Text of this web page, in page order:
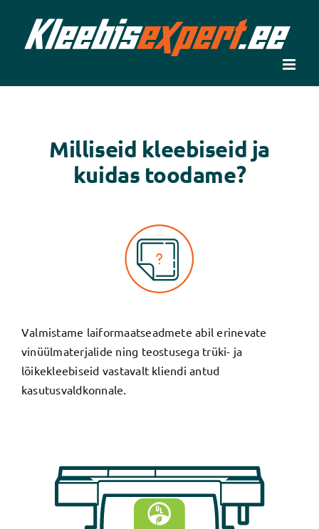
content
Milliseid kleebiseid ja
kuidas toodame?
Valmistame laiformaatseadmete abil erinevate
vinüülmaterjalide ning teostusega trüki- ja
lõikekleebiseid vastavalt kliendi antud
kasutusvaldkonnale.